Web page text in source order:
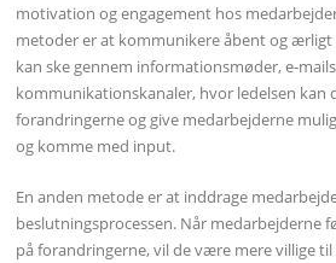
motivation og engagement hos
metoder er at kommunikere åbent og
kan ske gennem informationsmøder, e-
kommunikationskanaler, hvor ledelsen kan
forandringerne og give medarbejderne
og komme med input.
En anden metode er at inddrage
beslutningsprocessen. Når medarbejderne
på forandringerne, vil de være mere villige